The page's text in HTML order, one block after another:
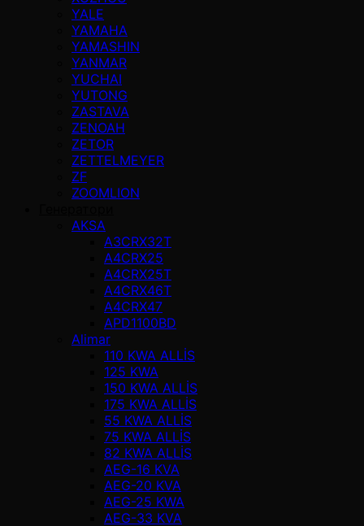
YALE
YAMAHA
YAMASHIN
YANMAR
YUCHAI
YUTONG
ZASTAVA
ZENOAH
ZETOR
ZETTELMEYER
ZF
ZOOMLION
AKSA
A3CRX32T
A4CRX25
A4CRX25T
A4CRX46T
A4CRX47
APD1100BD
Alimar
110 KWA ALLİS
125 KWA
150 KWA ALLİS
175 KWA ALLİS
55 KWA ALLİS
75 KWA ALLİS
82 KWA ALLİS
AEG-16 KVA
AEG-20 KVA
AEG-25 KWA
AEG-33 KVA